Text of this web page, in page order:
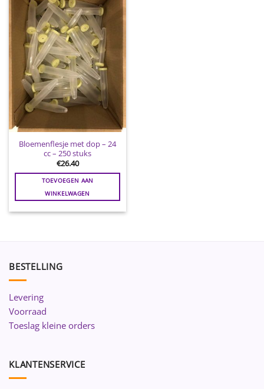
Toevoegen
aan
wenslijst
Bloemenflesje met dop – 24
cc – 250 stuks
€26.40
TOEVOEGEN AAN
WINKELWAGEN
BESTELLING
Levering
Voorraad
Toeslag kleine orders
KLANTENSERVICE